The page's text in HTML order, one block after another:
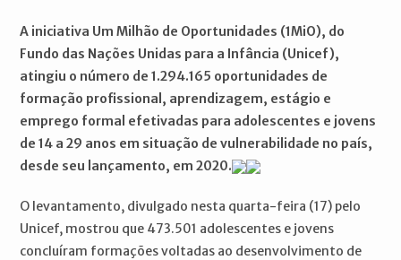
A iniciativa Um Milhão de Oportunidades (1MiO), do
Fundo das Nações Unidas para a Infância (Unicef),
atingiu o número de 1.294.165 oportunidades de
formação profissional, aprendizagem, estágio e
emprego formal efetivadas para adolescentes e jovens
de 14 a 29 anos em situação de vulnerabilidade no país,
desde seu lançamento, em 2020.
O levantamento, divulgado nesta quarta-feira (17) pelo
Unicef, mostrou que 473.501 adolescentes e jovens
concluíram formações voltadas ao desenvolvimento de